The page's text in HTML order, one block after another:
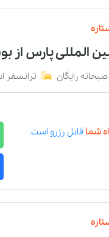
المللی پارس از
صبحانه رایگان ترانسفر
شما قابل رزرو است.